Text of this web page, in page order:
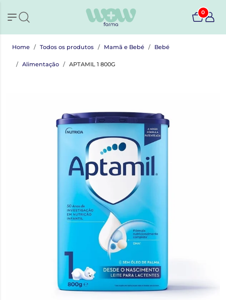
0
Home Todos os produtos Mamã e Bebé Bebé
Alimentação APTAMIL 1 800G